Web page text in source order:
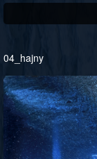
04_hajny